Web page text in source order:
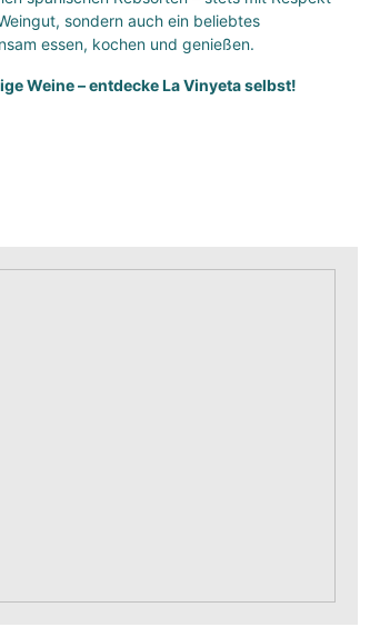
sondern auch ein beliebtes
essen, kochen und genießen.
Weine – entdecke La Vinyeta selbst!